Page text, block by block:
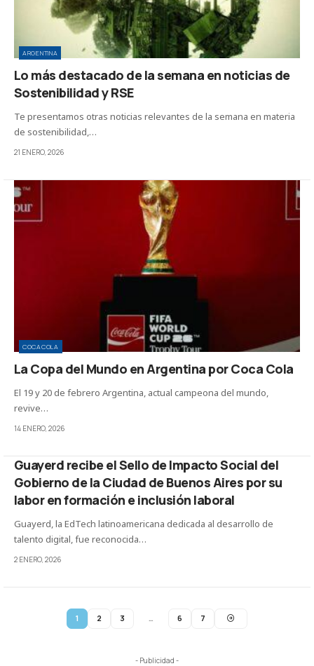
ARGENTINA
Lo más destacado de la semana en noticias de
Sostenibilidad y RSE
Te presentamos otras noticias relevantes de la semana en materia
de sostenibilidad,…
21 ENERO, 2026
COCACOLA
La Copa del Mundo en Argentina por Coca Cola
El 19 y 20 de febrero Argentina, actual campeona del mundo,
revive…
14 ENERO, 2026
Guayerd recibe el Sello de Impacto Social del
Gobierno de la Ciudad de Buenos Aires por su
labor en formación e inclusión laboral
Guayerd, la EdTech latinoamericana dedicada al desarrollo de
talento digital, fue reconocida…
2 ENERO, 2026
1 2 3 … 6 7
- Publicidad -